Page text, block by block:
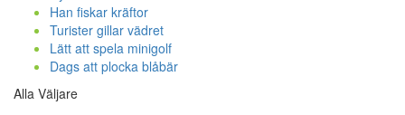
Han fiskar kräftor
Turister gillar vädret
Lätt att spela minigolf
Dags att plocka blåbär
Alla Väljare